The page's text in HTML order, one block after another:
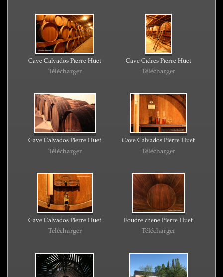
Cave Calvados Pierre Huet
Télécharger
Cave Cidres Pierre Huet
Télécharger
Cave Calvados Pierre Huet
Télécharger
Cave Calvados Pierre Huet
Télécharger
Cave Calvados Pierre Huet
Télécharger
Foudre chene Pierre Huet
Télécharger